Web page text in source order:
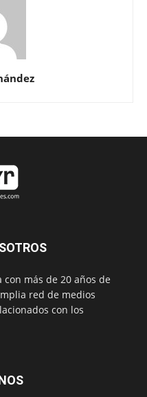
con más de 20 años de
red de medios
con los